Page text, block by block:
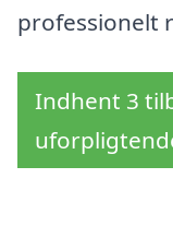
professionelt
Indhent 3